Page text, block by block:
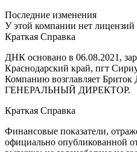
Последние изменения
У этой компании нет лицензий
Краткая Справка
ДНК основано в 06.08.2021,
Краснодарский край, пгт
Компанию возглавляет
ГЕНЕРАЛЬНЫЙ ДИРЕКТОР.
Краткая Справка
Финансовые показатели,
официально опубликованной